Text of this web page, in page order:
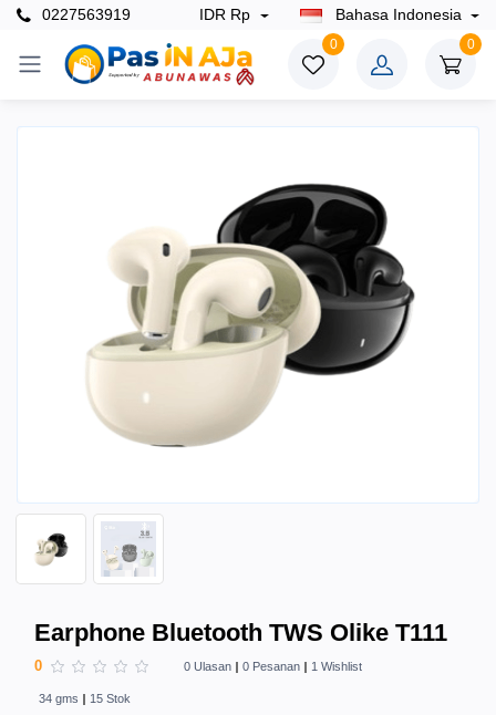
0227563919 IDR Rp Bahasa Indonesia
0 0
Earphone Bluetooth TWS Olike T111
0 0 Ulasan 0 Pesanan 1 Wishlist
34 gms 15 Stok